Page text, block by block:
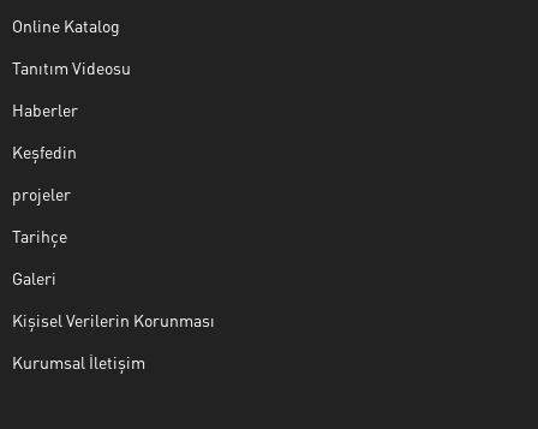
Online Katalog
Tanıtım Videosu
Haberler
Keşfedin
projeler
Tarihçe
Galeri
Kişisel Verilerin Korunması
Kurumsal İletişim